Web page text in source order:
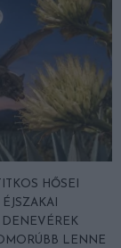
HŐSEI
LENNE